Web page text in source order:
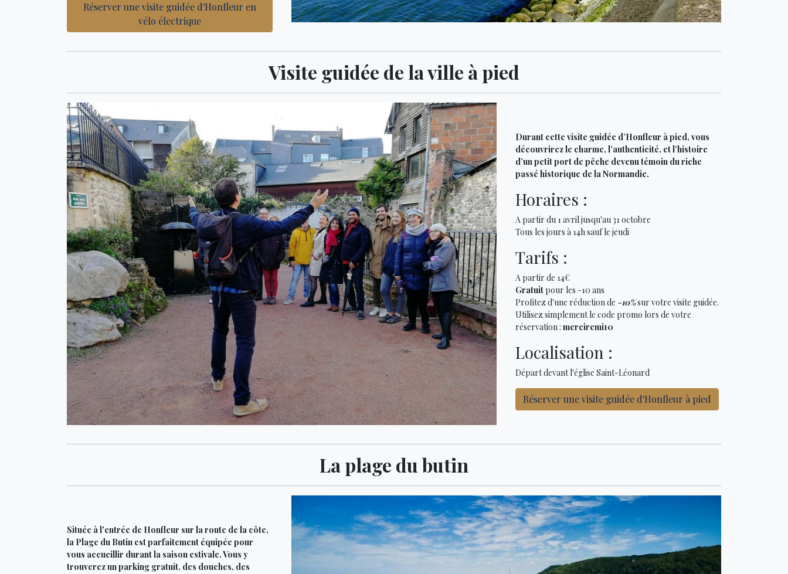
Réserver une visite guidée d'Honfleur en
vélo électrique
Visite guidée de la ville à pied
Durant cette visite guidée d’Honfleur à pied, vous
découvrirez le charme, l’authenticité, et l’histoire
d’un petit port de pêche devenu témoin du riche
passé historique de la Normandie.
Horaires :
A partir du 1 avril jusqu'au 31 octobre
Tous les jours à 14h sauf le jeudi
Tarifs :
A partir de 14€
Gratuit pour les -10 ans
Profitez d'une réduction de -10%sur votre visite guidée.
Utilisez simplement le code promo lors de votre
réservation :merciremi10
Localisation :
Départ devant l'église Saint-Léonard
Réserver une visite guidée d'Honfleur à pied
La plage du butin
Située à l'entrée de Honfleur sur la route de la côte,
la Plage du Butin est parfaitement équipée pour
vous accueillir durant la saison estivale. Vous y
trouverez un parking gratuit, des douches, des